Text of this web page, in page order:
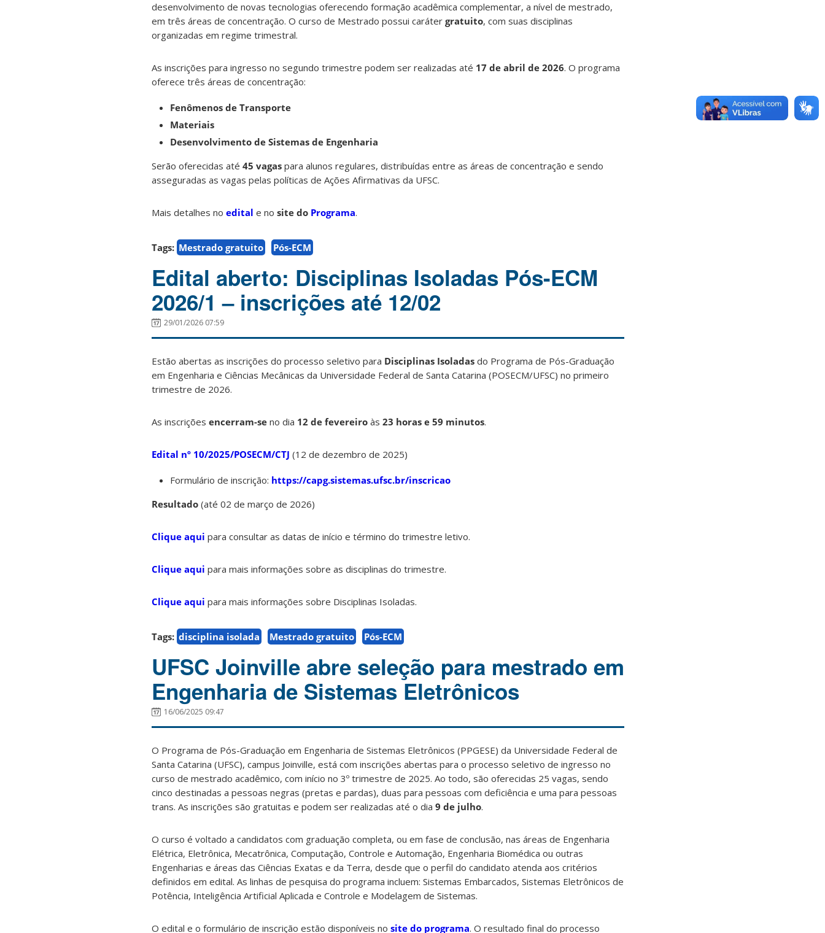
desenvolvimento de novas tecnologias oferecendo formação acadêmica complementar, a nível de mestrado,
em três áreas de concentração. O curso de Mestrado possui caráter gratuito, com suas disciplinas
organizadas em regime trimestral.
As inscrições para ingresso no segundo trimestre podem ser realizadas até 17 de abril de 2026. O programa
oferece três áreas de concentração:
Fenômenos de Transporte
Materiais
Desenvolvimento de Sistemas de Engenharia
Serão oferecidas até 45 vagas para alunos regulares, distribuídas entre as áreas de concentração e sendo
asseguradas as vagas pelas políticas de Ações Afirmativas da UFSC.
Mais detalhes no edital e no site do Programa.
Tags: Mestrado gratuito Pós-ECM
Edital aberto: Disciplinas Isoladas Pós-ECM
2026/1 – inscrições até 12/02
29/01/2026 07:59
Estão abertas as inscrições do processo seletivo para Disciplinas Isoladas do Programa de Pós-Graduação
em Engenharia e Ciências Mecânicas da Universidade Federal de Santa Catarina (POSECM/UFSC) no primeiro
trimestre de 2026.
As inscrições encerram-se no dia 12 de fevereiro às 23 horas e 59 minutos.
Edital nº 10/2025/POSECM/CTJ (12 de dezembro de 2025)
Formulário de inscrição: https://capg.sistemas.ufsc.br/inscricao
Resultado (até 02 de março de 2026)
Clique aqui para consultar as datas de início e término do trimestre letivo.
Clique aqui para mais informações sobre as disciplinas do trimestre.
Clique aqui para mais informações sobre Disciplinas Isoladas.
Tags: disciplina isolada Mestrado gratuito Pós-ECM
UFSC Joinville abre seleção para mestrado em
Engenharia de Sistemas Eletrônicos
16/06/2025 09:47
O Programa de Pós-Graduação em Engenharia de Sistemas Eletrônicos (PPGESE) da Universidade Federal de
Santa Catarina (UFSC), campus Joinville, está com inscrições abertas para o processo seletivo de ingresso no
curso de mestrado acadêmico, com início no 3º trimestre de 2025. Ao todo, são oferecidas 25 vagas, sendo
cinco destinadas a pessoas negras (pretas e pardas), duas para pessoas com deficiência e uma para pessoas
trans. As inscrições são gratuitas e podem ser realizadas até o dia 9 de julho.
O curso é voltado a candidatos com graduação completa, ou em fase de conclusão, nas áreas de Engenharia
Elétrica, Eletrônica, Mecatrônica, Computação, Controle e Automação, Engenharia Biomédica ou outras
Engenharias e áreas das Ciências Exatas e da Terra, desde que o perfil do candidato atenda aos critérios
definidos em edital. As linhas de pesquisa do programa incluem: Sistemas Embarcados, Sistemas Eletrônicos de
Potência, Inteligência Artificial Aplicada e Controle e Modelagem de Sistemas.
O edital e o formulário de inscrição estão disponíveis no site do programa. O resultado final do processo